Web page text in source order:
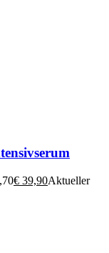
€ 39,90Aktueller